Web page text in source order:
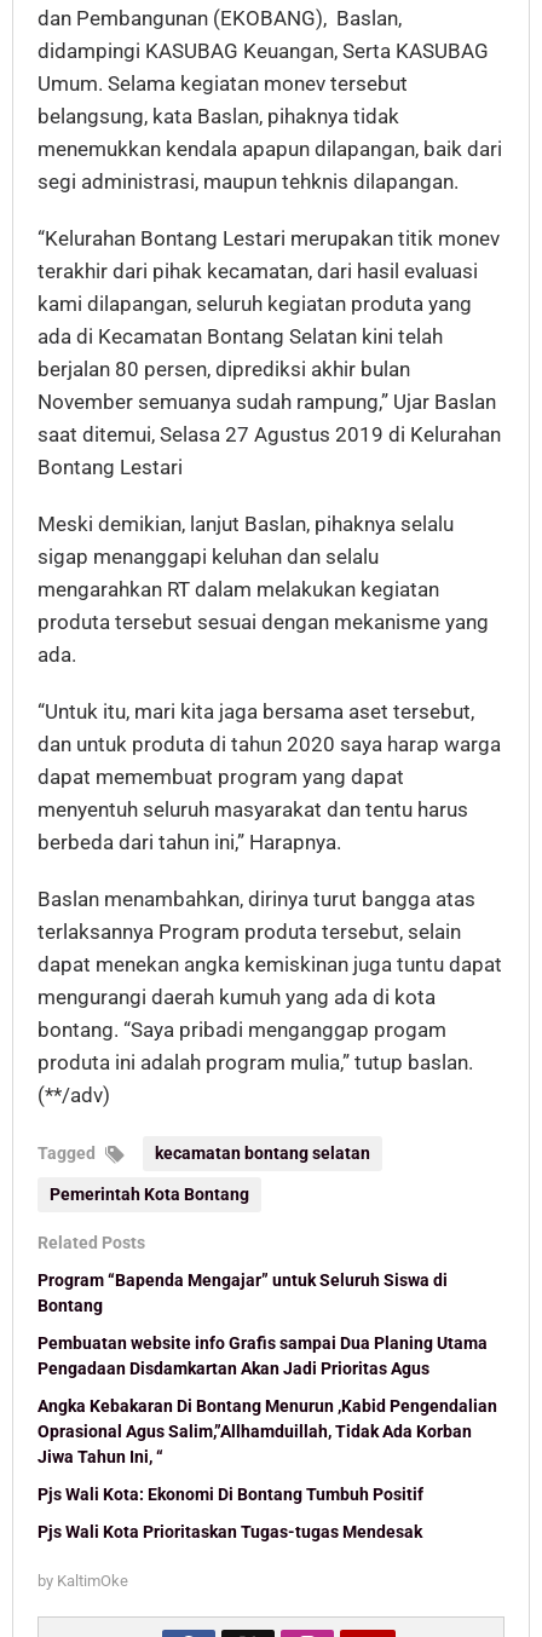
dan Pembangunan (EKOBANG), Baslan,
didampingi KASUBAG Keuangan, Serta KASUBAG
Umum. Selama kegiatan monev tersebut
belangsung, kata Baslan, pihaknya tidak
menemukkan kendala apapun dilapangan, baik dari
segi administrasi, maupun tehknis dilapangan.
“Kelurahan Bontang Lestari merupakan titik monev
terakhir dari pihak kecamatan, dari hasil evaluasi
kami dilapangan, seluruh kegiatan produta yang
ada di Kecamatan Bontang Selatan kini telah
berjalan 80 persen, diprediksi akhir bulan
November semuanya sudah rampung,” Ujar Baslan
saat ditemui, Selasa 27 Agustus 2019 di Kelurahan
Bontang Lestari
Meski demikian, lanjut Baslan, pihaknya selalu
sigap menanggapi keluhan dan selalu
mengarahkan RT dalam melakukan kegiatan
produta tersebut sesuai dengan mekanisme yang
ada.
“Untuk itu, mari kita jaga bersama aset tersebut,
dan untuk produta di tahun 2020 saya harap warga
dapat memembuat program yang dapat
menyentuh seluruh masyarakat dan tentu harus
berbeda dari tahun ini,” Harapnya.
Baslan menambahkan, dirinya turut bangga atas
terlaksannya Program produta tersebut, selain
dapat menekan angka kemiskinan juga tuntu dapat
mengurangi daerah kumuh yang ada di kota
bontang. “Saya pribadi menganggap progam
produta ini adalah program mulia,” tutup baslan.
(**/adv)
Tagged kecamatan bontang selatan
Pemerintah Kota Bontang
Related Posts
Program “Bapenda Mengajar” untuk Seluruh Siswa di
Bontang
Pembuatan website info Grafis sampai Dua Planing Utama
Pengadaan Disdamkartan Akan Jadi Prioritas Agus
Angka Kebakaran Di Bontang Menurun ,Kabid Pengendalian
Oprasional Agus Salim,”Allhamduillah, Tidak Ada Korban
Jiwa Tahun Ini, “
Pjs Wali Kota: Ekonomi Di Bontang Tumbuh Positif
Pjs Wali Kota Prioritaskan Tugas-tugas Mendesak
by KaltimOke